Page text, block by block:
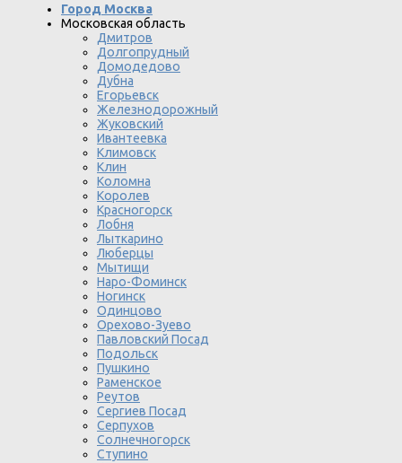
Город Москва
Московская область
Дмитров
Долгопрудный
Домодедово
Дубна
Егорьевск
Железнодорожный
Жуковский
Ивантеевка
Климовск
Клин
Коломна
Королев
Красногорск
Лобня
Лыткарино
Люберцы
Мытищи
Наро-Фоминск
Ногинск
Одинцово
Орехово-Зуево
Павловский Посад
Подольск
Пушкино
Раменское
Реутов
Сергиев Посад
Серпухов
Солнечногорск
Ступино